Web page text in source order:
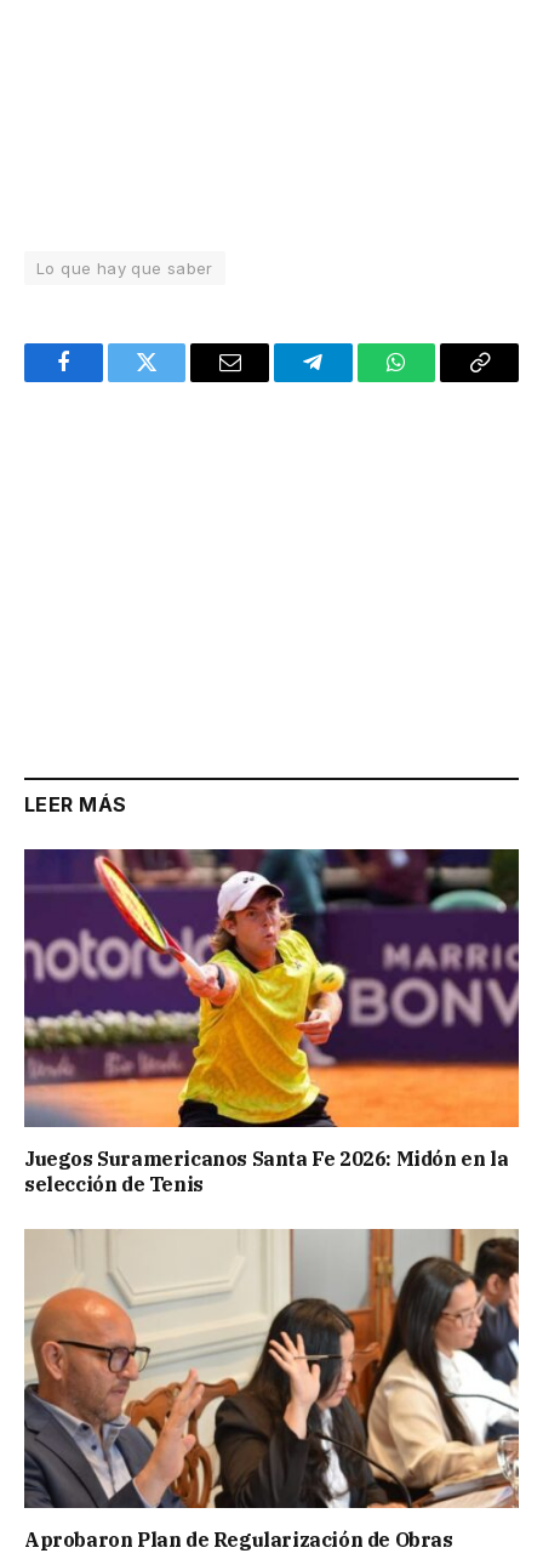
Lo que hay que saber
FacebookTwitter Email TelegramWhatsAppCopy
LEER MÁS
Juegos Suramericanos Santa Fe 2026: Midón en la
selección de Tenis
Aprobaron Plan de Regularización de Obras